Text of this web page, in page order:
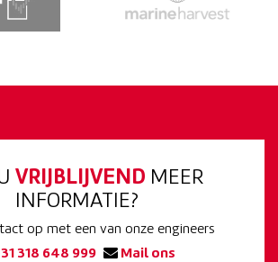
VRIJBLIJVEND MEER
INFORMATIE?
op met een van onze engineers
318 648 999
Mail ons